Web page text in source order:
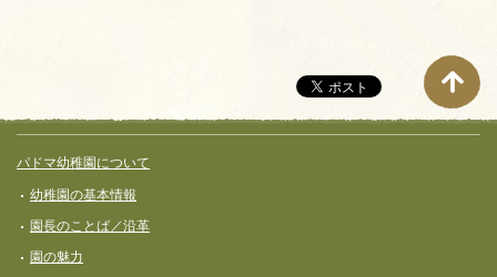
ペ
ー
ジ
ナ
ビ
フッターコンテンツ
パドマ幼稚園について
幼稚園の基本情報
園長のことば／沿革
園の魅力